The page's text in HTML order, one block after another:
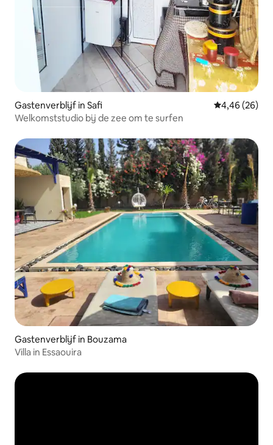
Gastenverblijf in Safi Gemiddelde
4,46 (26)
Welkomststudio bij de zee om te surfen
Gastenverblijf in Bouzama
Villa in Essaouira